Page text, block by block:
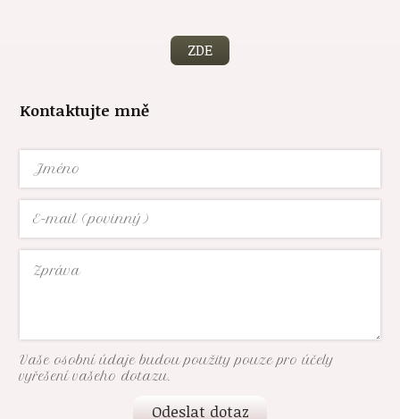
ZDE
Kontaktujte mně
Vaše osobní údaje budou použity pouze pro účely
vyřešení vašeho dotazu.
Odeslat dotaz